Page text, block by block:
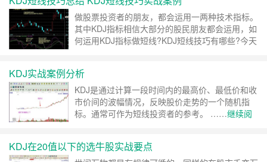
做股票投资者的朋友，都会运用一两种技术指标。
其中KDJ指标相信大部分的股民朋友都会运用，如
何运用KDJ指标做短线?KDJ短线技巧有哪些?今天
KDJ实战案例分析
KDJ是通过计算一段时间内的最高价、最低价和收
市价间的波幅情况，反映股价走势的一个随机指
标。通常可作为短线投资者的参考。 ……继续阅
KDJ在20值以下的选牛股实战要点